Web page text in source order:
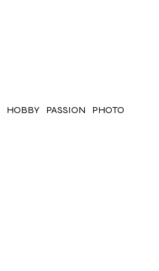
HOBBY PASSION
PHOTO